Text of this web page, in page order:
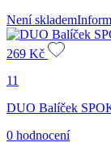
Není skladem
269 Kč
11
DUO Balíček
0 hodnocení